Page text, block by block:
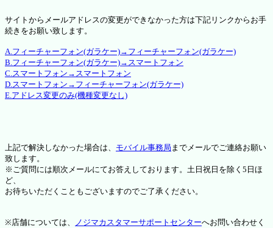
サイトからメールアドレスの変更ができなかった方は下記リンクからお手
続きをお願い致します。
A.フィーチャーフォン(ガラケー)→フィーチャーフォン(ガラケー)
B.フィーチャーフォン(ガラケー)→スマートフォン
C.スマートフォン→スマートフォン
D.スマートフォン→フィーチャーフォン(ガラケー)
E.アドレス変更のみ(機種変更なし)
上記で解決しなかった場合は、 モバイル事務局 までメールでご連絡お願い
致します。
※ご質問には順次メールにてお答えしております。土日祝日を除く5日ほ
ど、
お待ちいただくこともございますのでご了承ください。
※店舗については、 ノジマカスタマーサポートセンターへお問い合わせく